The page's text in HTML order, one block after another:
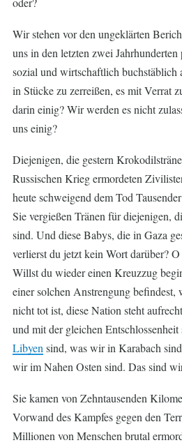
Wir stehen vor den ungeklärten
uns in den letzten zwei
sozial und wirtschaftlich buchstäblich
in Stücke zu zerreißen, es mit Verrat
darin einig? Wir werden es nicht
uns einig?
Diejenigen, die gestern
Russischen Krieg ermordeten
heute schweigend dem Tod
Sie vergießen Tränen für diejenigen,
sind. Und diese Babys, die in Gaza
verlierst du jetzt kein Wort darüber?
Willst du wieder einen Kreuzzug
einer solchen Anstrengung befindest,
nicht tot ist, diese Nation steht
und mit der gleichen
Libyen sind, was wir in Karabach
wir im Nahen Osten sind. Das sind
Sie kamen von Zehntausenden
Vorwand des Kampfes gegen den
Millionen von Menschen brutal